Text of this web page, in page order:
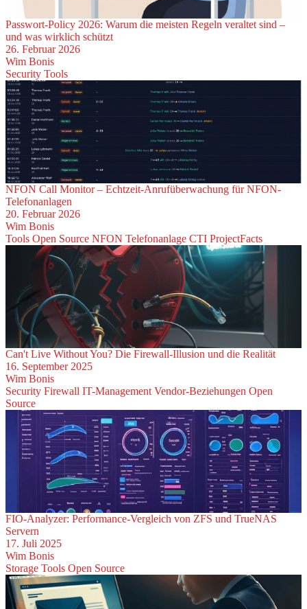
Passwort-Policy 2026: Warum die meisten Regeln veraltet sind –
und was wirklich schützt
26. Februar 2026
Wim Bonis
Security Tools
NFON Call Monitor – Echtzeit-Anrufüberwachung für NFON-
Telefonanlagen
20. Februar 2026
Wim Bonis
Tools Open Source NFON Telefonanlage CTI ProjectFacts
Can't Live Without You? Die Firewall-Illusion und die Realität
16. September 2025
Wim Bonis
Security Firewall IT-Management Vendor-Beziehungen Open
Source
FIO-Analyzer: Performance-Vergleich von ZFS und TrueNAS
Servern
17. Juli 2025
Wim Bonis
Storage Tools Open Source